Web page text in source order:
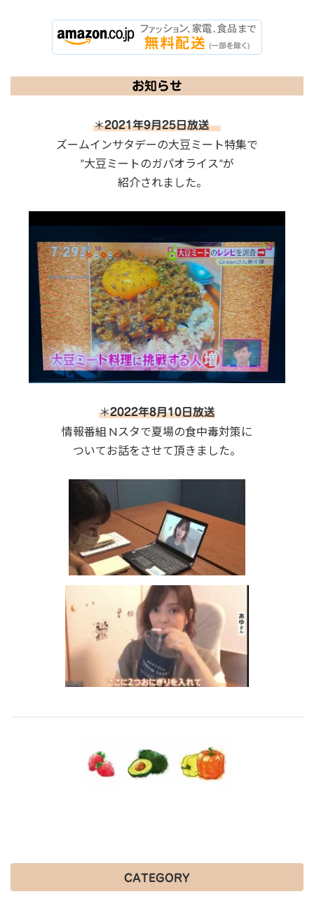
お知らせ
＊2021年9月25日放送
ズームインサタデーの大豆ミート特集で
”大豆ミートのガパオライス”が
紹介されました。
＊2022年8月10日放送
情報番組 Nスタで夏場の食中毒対策に
ついてお話をさせて頂きました。
CATEGORY